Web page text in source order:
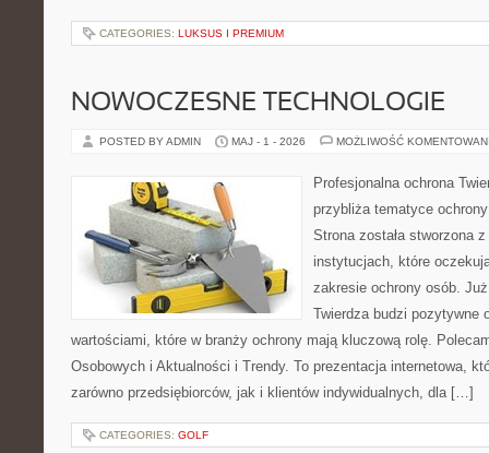
CATEGORIES: LUKSUS I PREMIUM
NOWOCZESNE TECHNOLOGIE
POSTED BY ADMIN MAJ - 1 - 2026 MOŻLIWOŚĆ
Profesjonalna ochrona
przybliża tematyce
Strona została stworzona
instytucjach, które
zakresie ochrony osób.
Twierdza budzi pozytywne
wartościami, które w branży ochrony mają kluczową rolę.
Osobowych i Aktualności i Trendy. To prezentacja internetowa,
zarówno przedsiębiorców, jak i klientów indywidualnych, dla […]
CATEGORIES: GOLF